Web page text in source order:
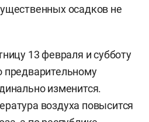
осадков не
13 февраля и субботу
предварительному
изменится.
воздуха повысится